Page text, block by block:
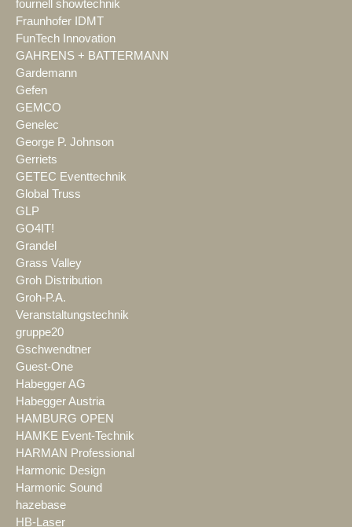
fournell showtechnik
Fraunhofer IDMT
FunTech Innovation
GAHRENS + BATTERMANN
Gardemann
Gefen
GEMCO
Genelec
George P. Johnson
Gerriets
GETEC Eventtechnik
Global Truss
GLP
GO4IT!
Grandel
Grass Valley
Groh Distribution
Groh-P.A.
Veranstaltungstechnik
gruppe20
Gschwendtner
Guest-One
Habegger AG
Habegger Austria
HAMBURG OPEN
HAMKE Event-Technik
HARMAN Professional
Harmonic Design
Harmonic Sound
hazebase
HB-Laser